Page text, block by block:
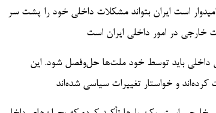
امیدوار است ایران بتواند مشکلات داخلی خود را پشت سر
داخلی باید توسط خود ملت‌ها حل‌وفصل شود. این